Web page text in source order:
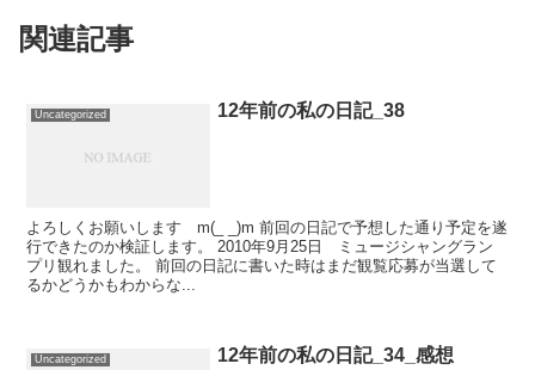
関連記事
Uncategorized 12年前の私の日記_38
よろしくお願いします m(_ _)m 前回の日記で予想した通り予定を遂
行できたのか検証します。 2010年9月25日 ミュージシャングラン
プリ観れました。 前回の日記に書いた時はまだ観覧応募が当選して
るかどうかもわからな...
Uncategorized 12年前の私の日記_34_感想